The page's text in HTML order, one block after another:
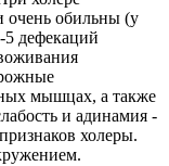
очень обильны (у
5 дефекаций
мышцах, а также
и адинамия -
холеры.